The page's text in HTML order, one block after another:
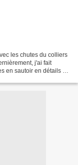
les chutes du colliers
j'ai fait
en sautoir en détails un